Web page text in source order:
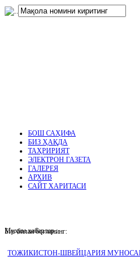
.
БОШ САҲИФА
БИЗ ҲАҚДА
ТАҲРИРИЯТ
ЭЛЕКТРОН ГАЗЕТА
ГАЛЕРЕЯ
АРХИВ
САЙТ ХАРИТАСИ
Муҳим хабарлар :
ТОЖИКИСТОН-ШВЕЙЦАРИЯ
Биз билан боғланинг: